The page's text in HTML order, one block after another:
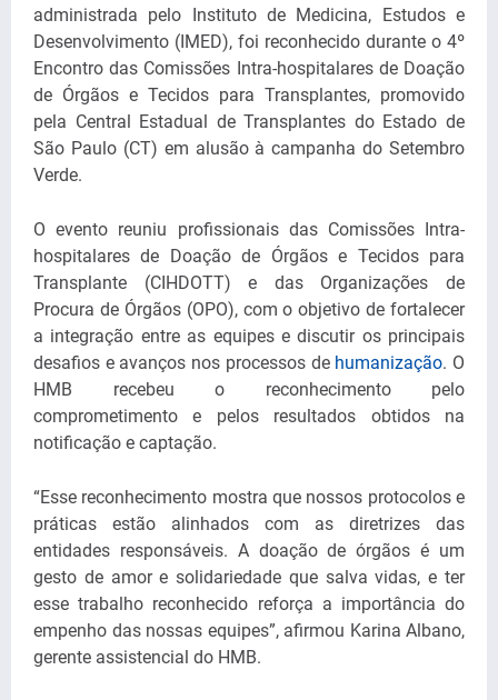
administrada pelo Instituto de Medicina, Estudos e
Desenvolvimento (IMED), foi reconhecido durante o 4º
Encontro das Comissões Intra-hospitalares de Doação
de Órgãos e Tecidos para Transplantes, promovido
pela Central Estadual de Transplantes do Estado de
São Paulo (CT) em alusão à campanha do Setembro
Verde.
O evento reuniu profissionais das Comissões Intra-
hospitalares de Doação de Órgãos e Tecidos para
Transplante (CIHDOTT) e das Organizações de
Procura de Órgãos (OPO), com o objetivo de fortalecer
a integração entre as equipes e discutir os principais
desafios e avanços nos processos de humanização. O
HMB recebeu o reconhecimento pelo
comprometimento e pelos resultados obtidos na
notificação e captação.
“Esse reconhecimento mostra que nossos protocolos e
práticas estão alinhados com as diretrizes das
entidades responsáveis. A doação de órgãos é um
gesto de amor e solidariedade que salva vidas, e ter
esse trabalho reconhecido reforça a importância do
empenho das nossas equipes”, afirmou Karina Albano,
gerente assistencial do HMB.